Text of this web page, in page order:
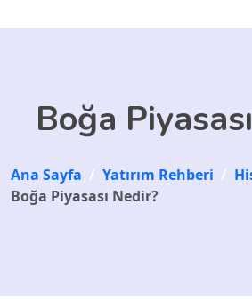
Boğa
Ana Sayfa / Yatırım Rehberi /
Boğa Piyasası Nedir?